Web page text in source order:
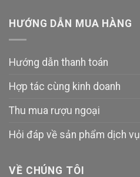
HƯỚNG DẪN MUA HÀNG
Hướng dẫn thanh toán
Hợp tác cùng kinh doanh
Thu mua rượu ngoại
Hỏi đáp về sản phẩm dịch vụ
VỀ CHÚNG TÔI